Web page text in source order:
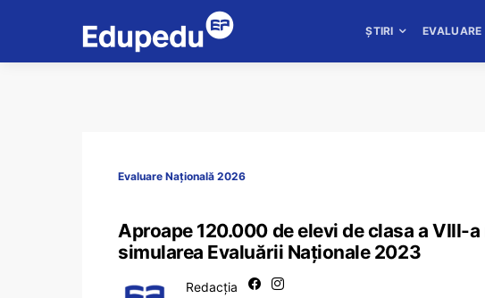
ȘTIRI
Evaluare Națională 2026
Aproape 120.000 de elevi de clasa a VIII-
simularea Evaluării Naționale 2023
Redacția